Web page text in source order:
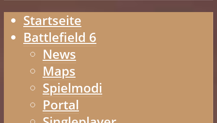
Startseite
Battlefield 6
News
Maps
Spielmodi
Portal